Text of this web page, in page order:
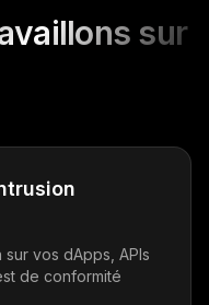
sur
vos dApps, APIs
de conformité